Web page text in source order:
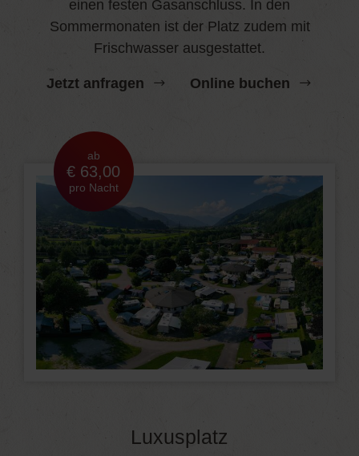
einen festen Gasanschluss. In den
Sommermonaten ist der Platz zudem mit
Frischwasser ausgestattet.
Jetzt anfragen Online buchen
ab
€ 63,00
pro Nacht
Luxusplatz